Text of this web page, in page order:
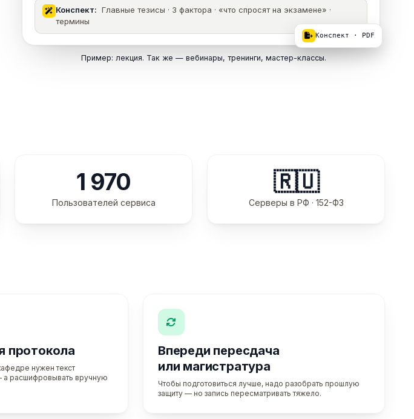
Конспект · PDF
Конспект: Главные тезисы · 3 фактора · «что спросят на экзамене» ·
термины
Пример: лекция. Так же — вебинары, тренинги, мастер-классы.
1 970
Пользователей сервиса
🇷🇺
Серверы в РФ · 152-ФЗ
протокола
нужен текст
а расшифровывать вручную
Впереди пересдача
или магистратура
Чтобы подготовиться лучше, надо разобрать прошлую
защиту — но запись пересматривать тяжело.